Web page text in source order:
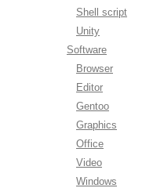
Shell script
Unity
Software
Browser
Editor
Gentoo
Graphics
Office
Video
Windows